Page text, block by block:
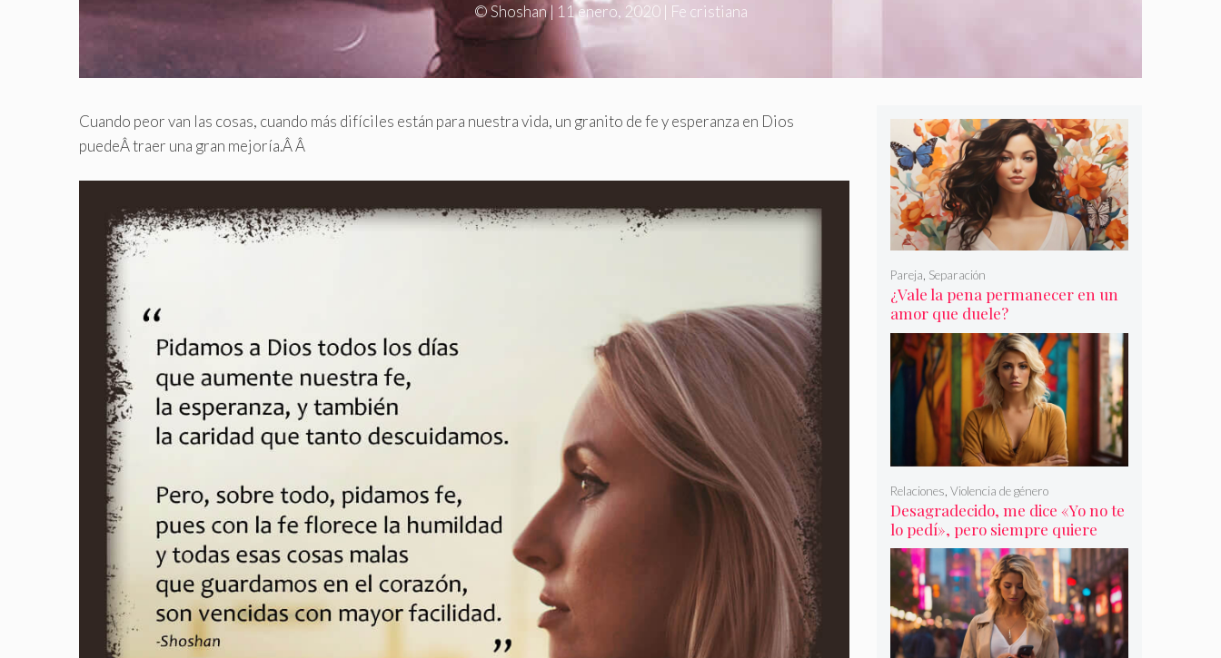
©Shoshan| 11 enero, 2020| Fe cristiana
Cuando peor van las cosas, cuando más difíciles están para nuestra vida, un granito de fe y esperanza en Dios
puedeÂtraer una gran mejoría.Â Â
¿Vale la pena permanecer en un
amor que duele?
Pareja, Separación
Desagradecido, me dice «Yo no te
lo pedí», pero siempre quiere
más
Relaciones Violencia de género